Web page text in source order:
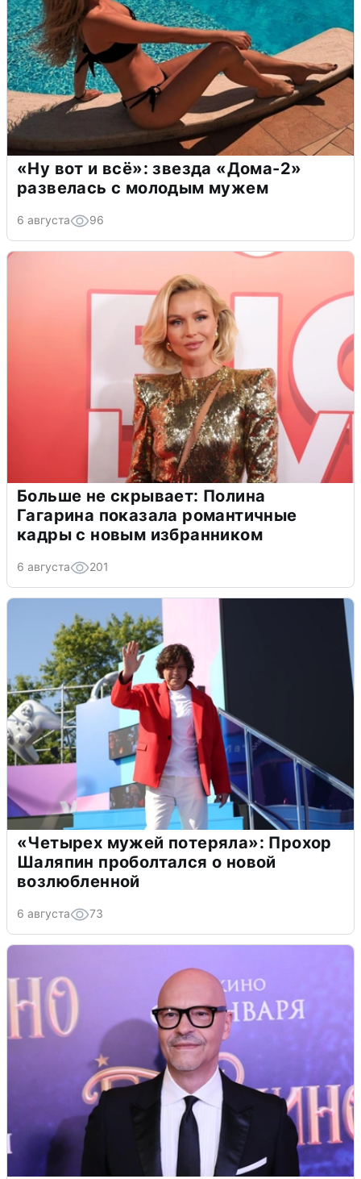
«Ну вот и всё»: звезда «Дома-2»
развелась с молодым мужем
6 августа 96
Больше не скрывает: Полина
Гагарина показала романтичные
кадры с новым избранником
6 августа 201
«Четырех мужей потеряла»: Прохор
Шаляпин проболтался о новой
возлюбленной
6 августа 73